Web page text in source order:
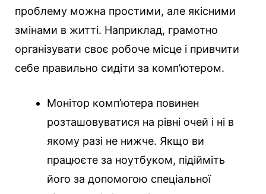
проблему можна простими, але якісними
змінами в житті. Наприклад, грамотно
організувати своє робоче місце і привчити
себе правильно сидіти за комп’ютером.
Монітор комп’ютера повинен
розташовуватися на рівні очей і ні в
якому разі не нижче. Якщо ви
працюєте за ноутбуком, підійміть
його за допомогою спеціальної